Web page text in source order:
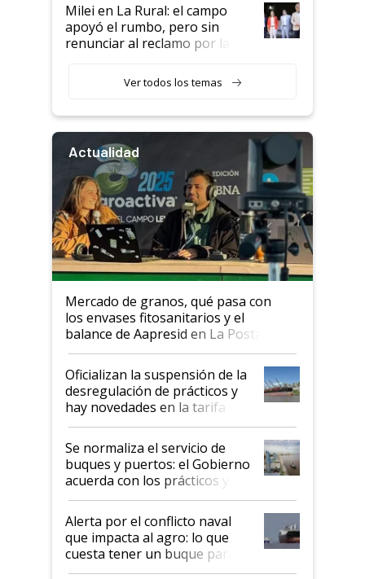
Milei en La Rural: el campo
apoyó el rumbo, pero sin
renunciar al reclamo por las
Ver todos los temas
Actualidad
Mercado de granos, qué pasa con
los envases fitosanitarios y el
balance de Aapresid en La Posta
Oficializan la suspensión de la
desregulación de prácticos y
hay novedades en la tarifa de
la hidrovía
Se normaliza el servicio de
buques y puertos: el Gobierno
acuerda con los prácticos y
suspende el decreto de
desregulación
Alerta por el conflicto naval
que impacta al agro: lo que
cuesta tener un buque parado
y el peligro de que Argentina